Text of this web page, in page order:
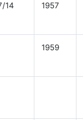
14 1957
1959